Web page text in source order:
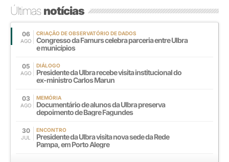
Últimasnotícias
06
AGO
CRIAÇÃO DE OBSERVATÓRIO DE DADOS
Congresso da Famurs celebra parceria entre Ulbra
e municípios
05
AGO
DIÁLOGO
Presidente da Ulbra recebe visita institucional do
ex-ministro Carlos Marun
03
AGO
MEMÓRIA
Documentário de alunos da Ulbra preserva
depoimento de Bagre Fagundes
30
JUL
ENCONTRO
Presidente da Ulbra visita nova sede da Rede
Pampa, em Porto Alegre